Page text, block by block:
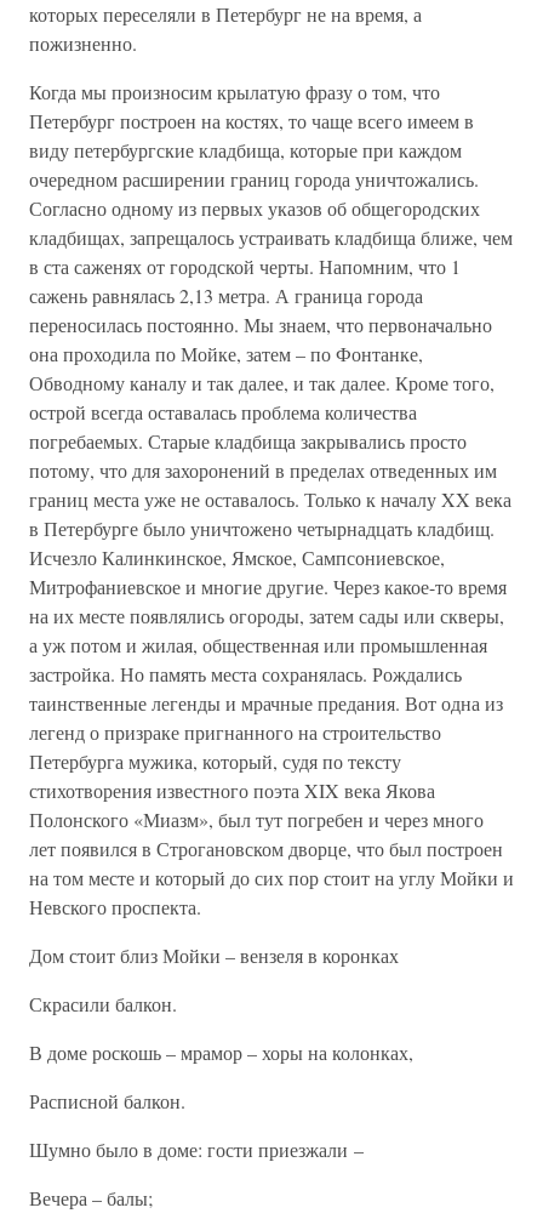
которых переселяли в Петербург не на время, а
пожизненно.
Когда мы произносим крылатую фразу о том, что
Петербург построен на костях, то чаще всего имеем в
виду петербургские кладбища, которые при каждом
очередном расширении границ города уничтожались.
Согласно одному из первых указов об общегородских
кладбищах, запрещалось устраивать кладбища ближе, чем
в ста саженях от городской черты. Напомним, что 1
сажень равнялась 2,13 метра. А граница города
переносилась постоянно. Мы знаем, что первоначально
она проходила по Мойке, затем – по Фонтанке,
Обводному каналу и так далее, и так далее. Кроме того,
острой всегда оставалась проблема количества
погребаемых. Старые кладбища закрывались просто
потому, что для захоронений в пределах отведенных им
границ места уже не оставалось. Только к началу XX века
в Петербурге было уничтожено четырнадцать кладбищ.
Исчезло Калинкинское, Ямское, Сампсониевское,
Митрофаниевское и многие другие. Через какое-то время
на их месте появлялись огороды, затем сады или скверы,
а уж потом и жилая, общественная или промышленная
застройка. Но память места сохранялась. Рождались
таинственные легенды и мрачные предания. Вот одна из
легенд о призраке пригнанного на строительство
Петербурга мужика, который, судя по тексту
стихотворения известного поэта XIX века Якова
Полонского «Миазм», был тут погребен и через много
лет появился в Строгановском дворце, что был построен
на том месте и который до сих пор стоит на углу Мойки и
Невского проспекта.
Дом стоит близ Мойки – вензеля в коронках
Скрасили балкон.
В доме роскошь – мрамор – хоры на колонках,
Расписной балкон.
Шумно было в доме: гости приезжали –
Вечера – балы;